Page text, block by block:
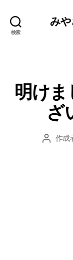
検索
みや
明け
ざ
投 作成